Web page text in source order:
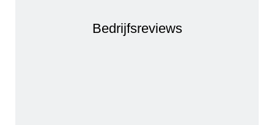
Bedrijfsreviews